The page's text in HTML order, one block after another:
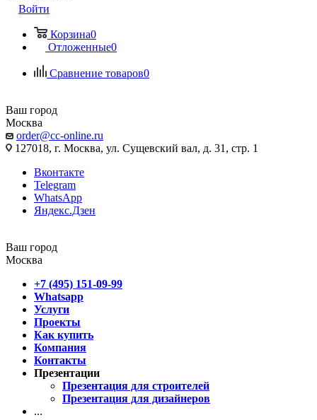
Войти
Корзина0
Отложенные0
Сравнение товаров0
Ваш город
Москва
order@cc-online.ru
127018, г. Москва, ул. Сущевский вал, д. 31, стр. 1
Вконтакте
Telegram
WhatsApp
Яндекс.Дзен
Ваш город
Москва
+7 (495) 151-09-99
Whatsapp
Услуги
Проекты
Как купить
Компания
Контакты
Презентации
Презентация для строителей
Презентация для дизайнеров
...